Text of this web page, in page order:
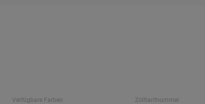
Verfügbare Farben Zolltarifnummer